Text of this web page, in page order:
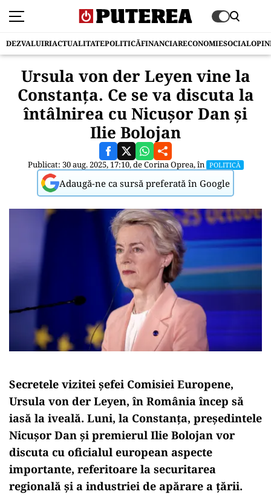
DEZVALUIRIACTUALITATEPOLITICĂFINANCIARECONOMIESOCIAL
Ursula von der Leyen vine la
Constanța. Ce se va discuta la
întâlnirea cu Nicușor Dan și
Ilie Bolojan
Publicat: 30 aug. 2025, 17:10, deCorina Oprea, în POLITICĂ
Adaugă-ne ca sursă preferată în Google
Secretele vizitei șefei Comisiei Europene,
Ursula von der Leyen, în România încep să
iasă la iveală. Luni, la Constanța, președintele
Nicușor Dan și premierul Ilie Bolojan vor
discuta cu oficialul european aspecte
importante, referitoare la securitarea
regională și a industriei de apărare a țării.